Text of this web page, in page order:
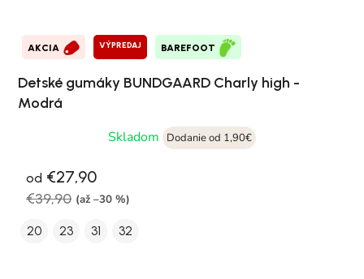
AKCIA VÝPREDAJ BAREFOOT
Detské gumáky BUNDGAARD Charly high -
Modrá
Skladom
Dodanie od 1,90€
od €27,90
€39,90 (až –30 %)
20 23 31 32